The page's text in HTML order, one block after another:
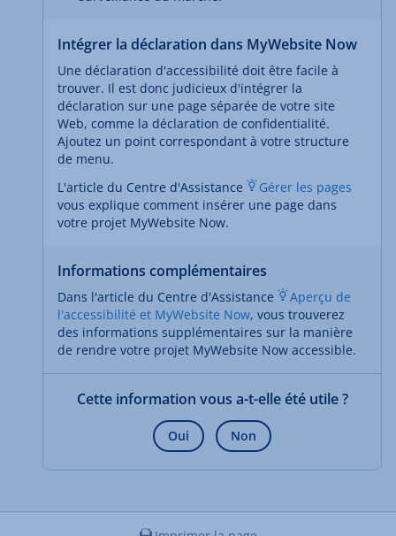
Intégrer la déclaration dans MyWebsite Now
Une déclaration d'accessibilité doit être facile à
trouver. Il est donc judicieux d'intégrer la
déclaration sur une page séparée de votre site
Web, comme la déclaration de confidentialité.
Ajoutez un point correspondant à votre structure
de menu.
L'article du Centre d'Assistance
Gérer les pages
vous explique comment insérer une page dans
votre projet MyWebsite Now.
Informations complémentaires
Dans l'article du Centre d'Assistance
Aperçu de
l'accessibilité et MyWebsite Now, vous trouverez
des informations supplémentaires sur la manière
de rendre votre projet MyWebsite Now accessible.
Cette information vous a-t-elle été utile ?
Oui Non